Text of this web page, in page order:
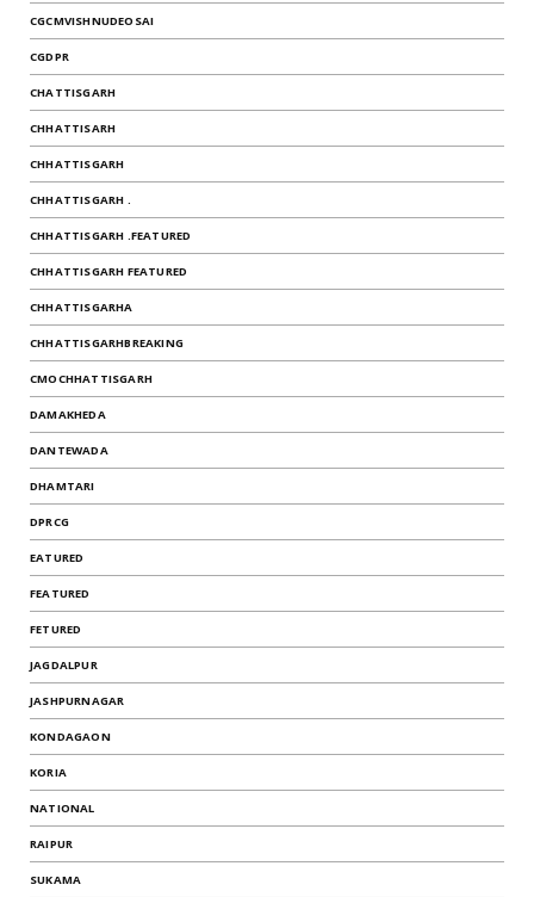
CGCMVISHNUDEOSAI
CGDPR
CHATTISGARH
CHHATTISARH
CHHATTISGARH
CHHATTISGARH .
CHHATTISGARH .FEATURED
CHHATTISGARH FEATURED
CHHATTISGARHA
CHHATTISGARHBREAKING
CMOCHHATTISGARH
DAMAKHEDA
DANTEWADA
DHAMTARI
DPRCG
EATURED
FEATURED
FETURED
JAGDALPUR
JASHPURNAGAR
KONDAGAON
KORIA
NATIONAL
RAIPUR
SUKAMA